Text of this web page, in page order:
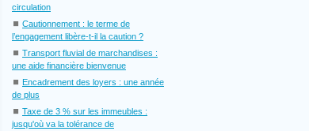
circulation
⏹ Cautionnement : le terme de
l’engagement libère-t-il la caution ?
⏹ Transport fluvial de marchandises :
une aide financière bienvenue
⏹ Encadrement des loyers : une année
de plus
⏹ Taxe de 3 % sur les immeubles :
jusqu'où va la tolérance de